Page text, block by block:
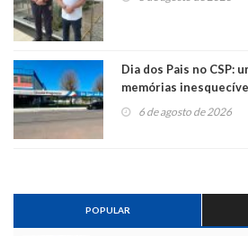
Dia dos Pais no CSP:
memórias
6 de agosto de 2026
POPULAR